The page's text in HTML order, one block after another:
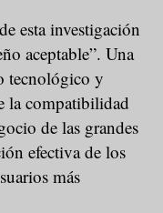
esta investigación
aceptable”. Una
tecnológico y
la compatibilidad
de las grandes
efectiva de los
más